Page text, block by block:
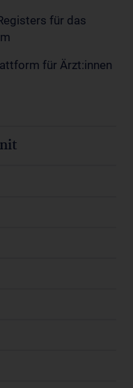
für das
für Ärzt:innen